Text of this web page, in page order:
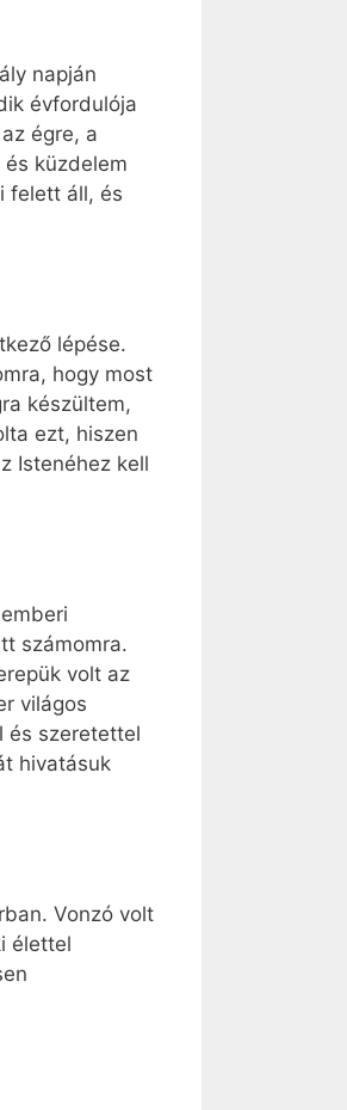
napján
évfordulója
égre, a
küzdelem
felett áll, és
lépése.
hogy most
készültem,
ezt, hiszen
Istenéhez kell
számomra.
volt az
világos
és szeretettel
hivatásuk
Vonzó volt
élettel